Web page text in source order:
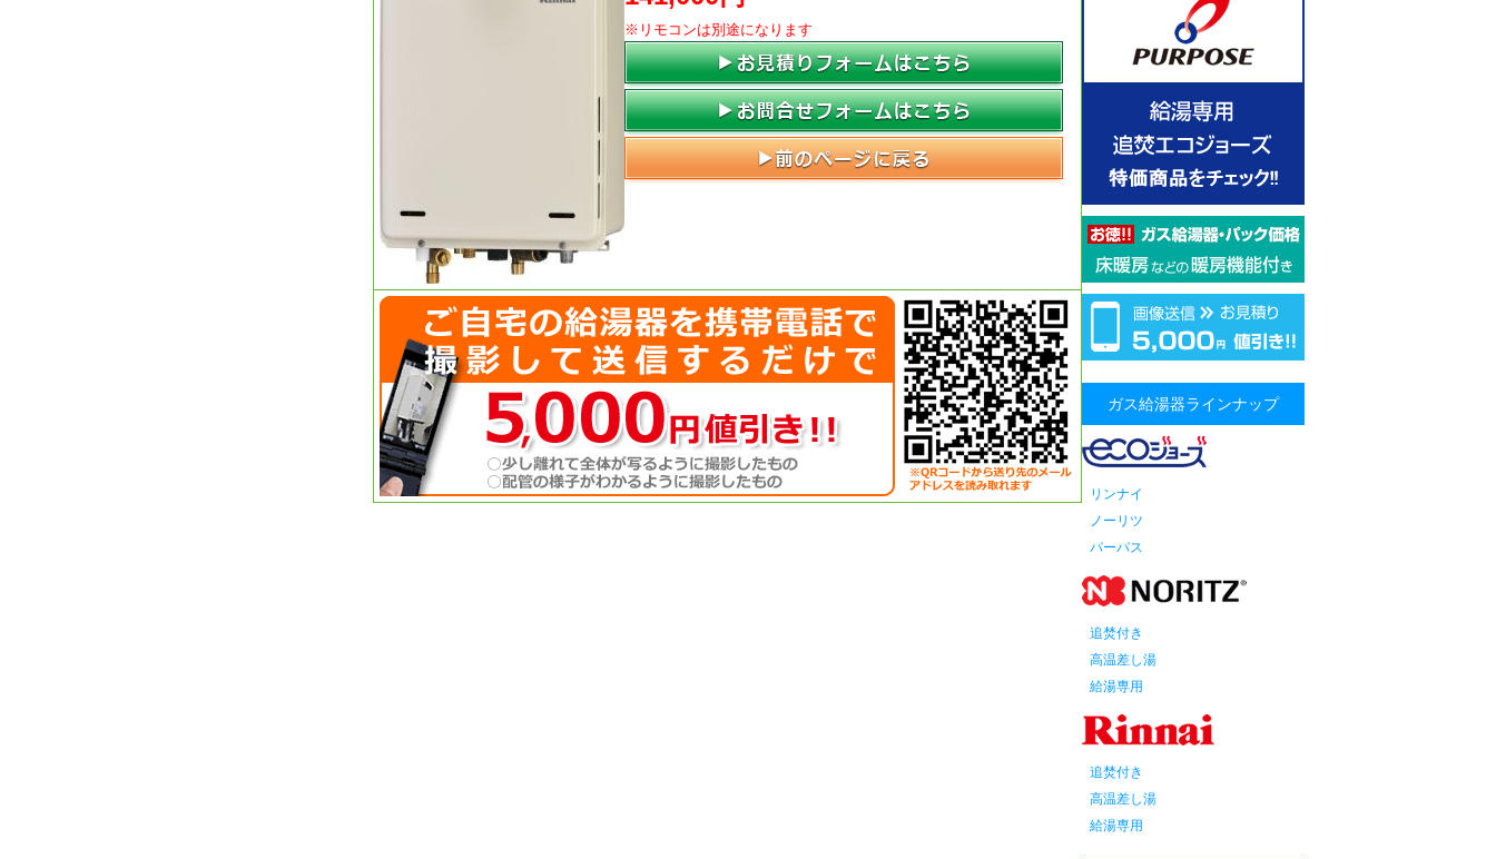
ガス給湯器ラインナップ
リンナイ
ノーリツ
パーパス
追焚付き
高温差し湯
給湯専用
追焚付き
高温差し湯
給湯専用
※リモコンは別途になります